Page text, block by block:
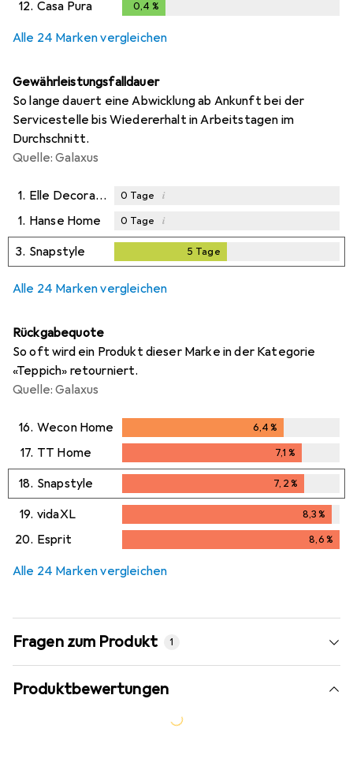
12. Casa Pura 0,4 %
Alle 24 Marken vergleichen
Gewährleistungsfalldauer
So lange dauert eine Abwicklung ab Ankunft bei der
Servicestelle bis Wiedererhalt in Arbeitstagen im
Durchschnitt.
Quelle: Galaxus
1. Elle Decoration 0 Tage i
1. Hanse Home 0 Tage i
3. Snapstyle 5 Tage
Alle 24 Marken vergleichen
Rückgabequote
So oft wird ein Produkt dieser Marke in der Kategorie
«Teppich» retourniert.
Quelle: Galaxus
16. Wecon Home 6,4%
17. TT Home 7,1 %
18. Snapstyle 7,2%
7,2%
19. vidaXL 8,3%
8,3%
20. Esprit 8,6%
Alle 24 Marken vergleichen
Fragen zum Produkt 1
Produktbewertungen